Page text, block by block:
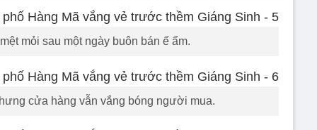
mỏi sau một ngày buôn bán ế ẩm.
cửa hàng vẫn vắng bóng người mua.